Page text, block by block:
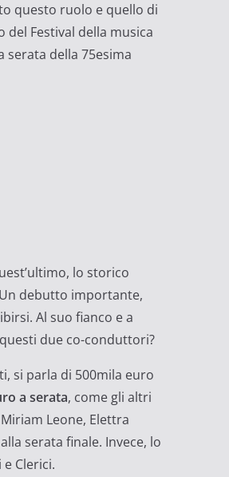
questo ruolo e quello di
Festival della musica
della 75esima
lo storico
debutto importante,
Al suo fianco e a
due co-conduttori?
si parla di 500mila euro
a serata, come gli altri
Leone, Elettra
serata finale. Invece, lo
Clerici.